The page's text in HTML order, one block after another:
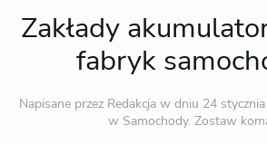
Zakłady
fabryk
Napisane przez Redakcja w dniu 24
w Samochody. Zostaw